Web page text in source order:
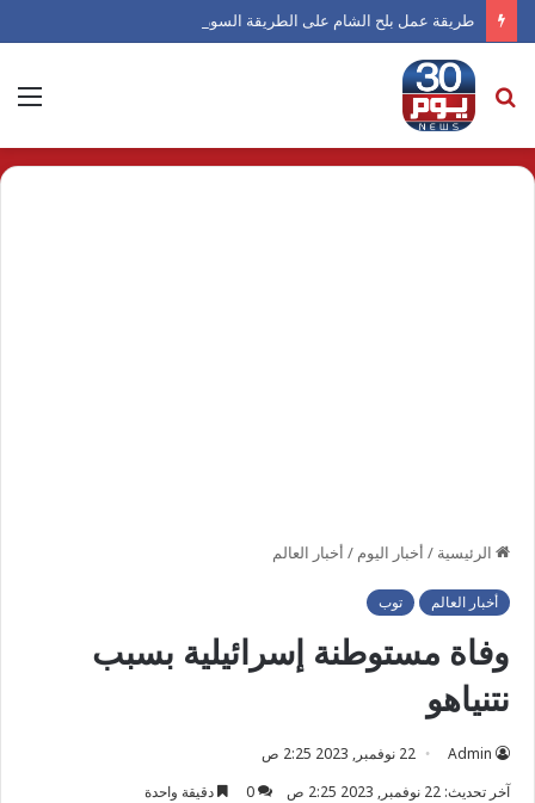
طريقة عمل بلح الشام على الطريقة السورية
بحث
عن
الرئيسية / أخبار اليوم / أخبار العالم
أخبار العالم توب
وفاة مستوطنة إسرائيلية بسبب
نتنياهو
Admin
22 نوفمبر, 2023 2:25 ص
آخر تحديث: 22 نوفمبر, 2023 2:25 ص
0 دقيقة واحدة